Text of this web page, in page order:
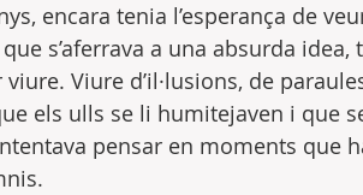
encara tenia l’esperança de
s’aferrava a una absurda
Viure d’il·lusions, de
els ulls se li humitejaven i que
pensar en moments que